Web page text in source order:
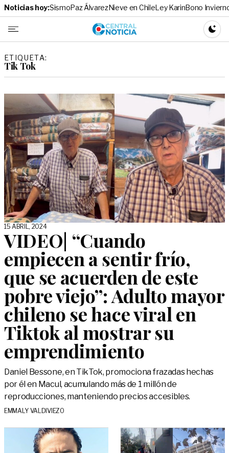
Noticias hoy:SismoPaz ÁlvarezNieve en ChileLey KarinBono
Central
ETIQUETA:
Tik Tok
15 ABRIL, 2024
VIDEO| “Cuando
empiecen a sentir frío,
que se acuerden de este
pobre viejo”: Adulto mayor
chileno se hace viral en
Tiktok al mostrar su
emprendimiento
Daniel Bessone, en TikTok, promociona frazadas hechas
por él en Macul, acumulando más de 1 millón de
reproducciones, manteniendo precios accesibles.
EMMALY VALDIVIEZO